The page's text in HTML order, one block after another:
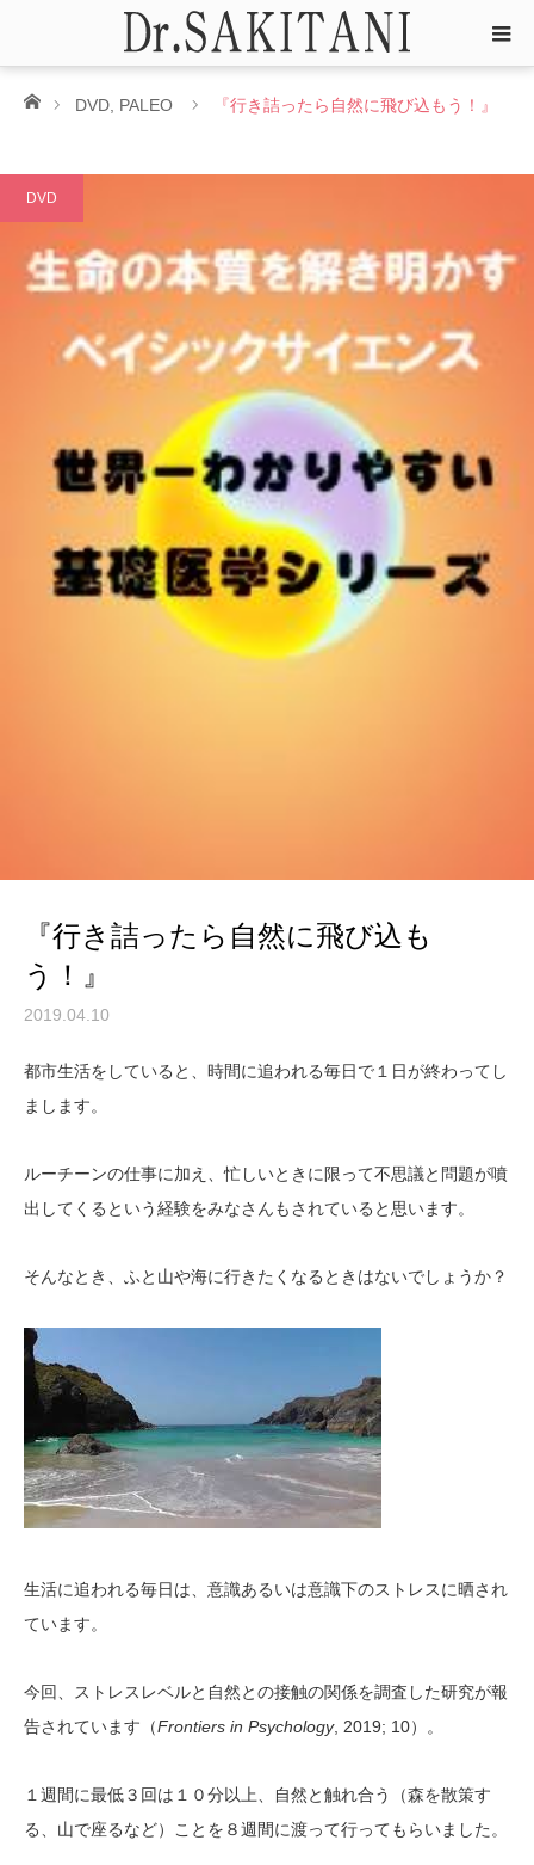
ホームDVD PALEO 『行き詰ったら自然に飛び込もう！』
DVD
『行き詰ったら自然に飛び込も
う！』
2019.04.10
都市生活をしていると、時間に追われる毎日で１日が終わってし
まします。
ルーチーンの仕事に加え、忙しいときに限って不思議と問題が噴
出してくるという経験をみなさんもされていると思います。
そんなとき、ふと山や海に行きたくなるときはないでしょうか？
生活に追われる毎日は、意識あるいは意識下のストレスに晒され
ています。
今回、ストレスレベルと自然との接触の関係を調査した研究が報
告されています（Frontiers in Psychology, 2019; 10）。
１週間に最低３回は１０分以上、自然と触れ合う（森を散策す
る、山で座るなど）ことを８週間に渡って行ってもらいました。